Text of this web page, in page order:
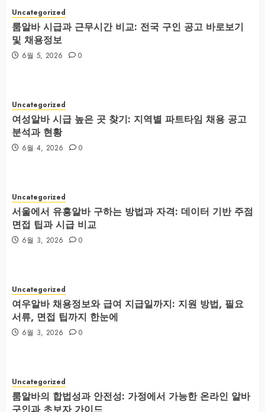
Uncategorized
룸알바 시급과 근무시간 비교: 전국 구인 공고 바로보기
및 채용정보
6월 5, 2026 0
Uncategorized
여성알바 시급 높은 곳 찾기: 지역별 파트타임 채용 공고
분석과 현황
6월 4, 2026 0
Uncategorized
서울에서 유흥알바 구하는 방법과 자격: 데이터 기반 주점
면접 팁과 시급 비교
6월 3, 2026 0
Uncategorized
여우알바 채용정보와 급여 지급일까지: 지원 방법, 필요
서류, 면접 팁까지 한눈에
6월 3, 2026 0
Uncategorized
룸알바의 합법성과 안전성: 가정에서 가능한 온라인 알바